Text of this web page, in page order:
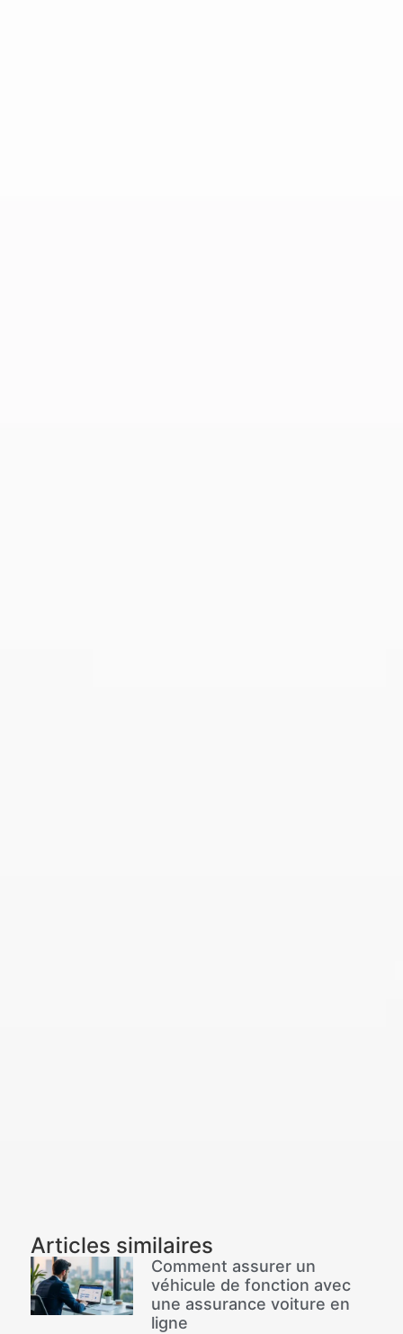
Articles similaires
Comment assurer un
véhicule de fonction avec
une assurance voiture en
ligne